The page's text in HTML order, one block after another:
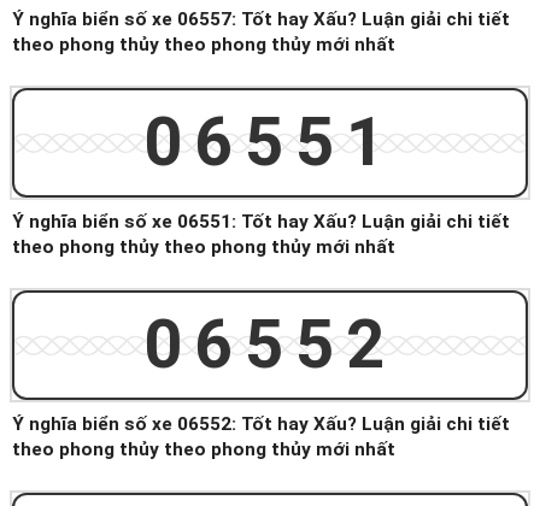
Ý nghĩa biển số xe 06557: Tốt hay Xấu? Luận giải chi tiết
theo phong thủy theo phong thủy mới nhất
06551
Ý nghĩa biển số xe 06551: Tốt hay Xấu? Luận giải chi tiết
theo phong thủy theo phong thủy mới nhất
06552
Ý nghĩa biển số xe 06552: Tốt hay Xấu? Luận giải chi tiết
theo phong thủy theo phong thủy mới nhất